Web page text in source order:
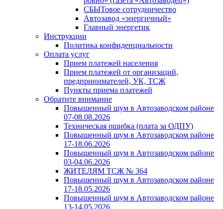
СБЫТовое сотрудничество
Автозавод «энергичный»
Главный энергетик
Инструкции
Политика конфиденциальности
Оплата услуг
Прием платежей населения
Прием платежей от организаций,
предпринимателей, УК, ТСЖ
Пункты приема платежей
Обратите внимание
Повышенный шум в Автозаводском районе
07-08.08.2026
Техническая ошибка (плата за ОДПУ)
Повышенный шум в Автозаводском районе
17-18.06.2026
Повышенный шум в Автозаводском районе
03-04.06.2026
ЖИТЕЛЯМ ТСЖ № 364
Повышенный шум в Автозаводском районе
17-18.05.2026
Повышенный шум в Автозаводском районе
13-14.05.2026